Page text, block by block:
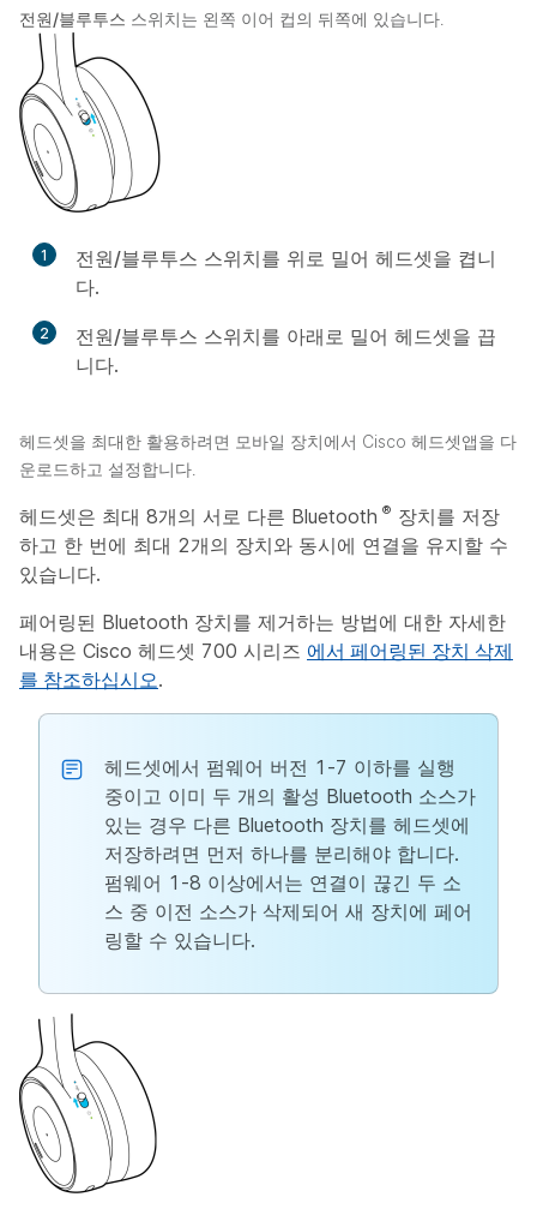
전원/블루투스 스위치는 왼쪽 이어 컵의 뒤쪽에 있습니다.
1 전원/블루투스 스위치를 위로 밀어 헤드셋을 켭니
다.
2 전원/블루투스 스위치를 아래로 밀어 헤드셋을 끕
니다.
헤드셋을 최대한 활용하려면 모바일 장치에서 Cisco 헤드셋앱을 다
운로드하고 설정합니다.
헤드셋은 최대 8개의 서로 다른 Bluetooth ® 장치를 저장
하고 한 번에 최대 2개의 장치와 동시에 연결을 유지할 수
있습니다.
페어링된 Bluetooth 장치를 제거하는 방법에 대한 자세한
내용은 Cisco 헤드셋 700 시리즈 에서 페어링된 장치 삭제
를 참조하십시오.
헤드셋에서 펌웨어 버전 1-7 이하를 실행
중이고 이미 두 개의 활성 Bluetooth 소스가
있는 경우 다른 Bluetooth 장치를 헤드셋에
저장하려면 먼저 하나를 분리해야 합니다.
펌웨어 1-8 이상에서는 연결이 끊긴 두 소
스 중 이전 소스가 삭제되어 새 장치에 페어
링할 수 있습니다.